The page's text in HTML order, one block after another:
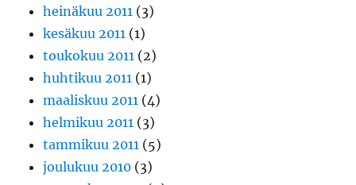
heinäkuu 2011 (3)
kesäkuu 2011 (1)
toukokuu 2011 (2)
huhtikuu 2011 (1)
maaliskuu 2011 (4)
helmikuu 2011 (3)
tammikuu 2011 (5)
joulukuu 2010 (3)